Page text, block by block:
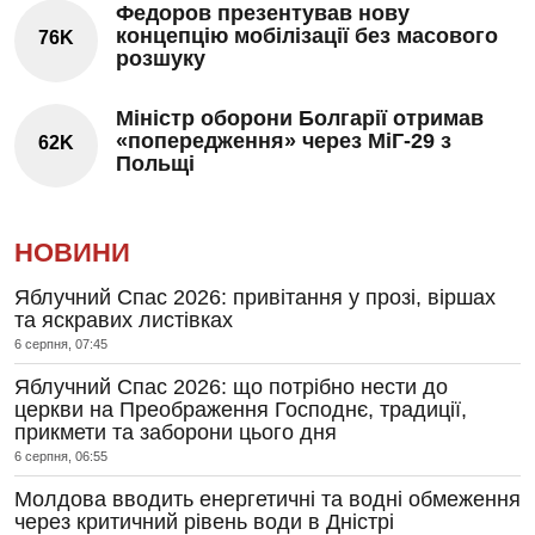
76K
Федоров презентував нову
концепцію мобілізації без масового
розшуку
62K
Міністр оборони Болгарії отримав
«попередження» через МіГ-29 з
Польщі
НОВИНИ
Яблучний Спас 2026: привітання у прозі, віршах
та яскравих листівках
6 серпня, 07:45
Яблучний Спас 2026: що потрібно нести до
церкви на Преображення Господнє, традиції,
прикмети та заборони цього дня
6 серпня, 06:55
Молдова вводить енергетичні та водні обмеження
через критичний рівень води в Дністрі